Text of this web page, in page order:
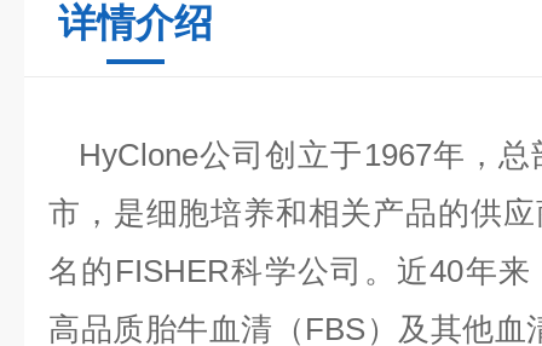
详情介绍
HyClone公司创立于1967年，
市，是细胞培养和相关产品的供
名的FISHER科学公司。近40年
高品质胎牛血清（FBS）及其他血